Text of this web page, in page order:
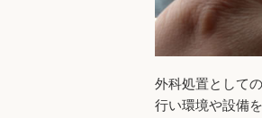
外科処置として
行い環境や設備